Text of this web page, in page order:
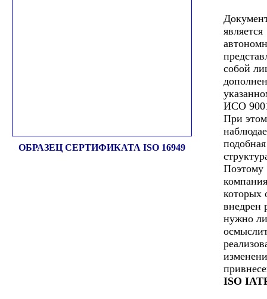
ОБРАЗЕЦ СЕРТИФИКАТА ISO 16949
является
собой
ИСО
При
Поэтому
которых
внедрен
нужно
ISO